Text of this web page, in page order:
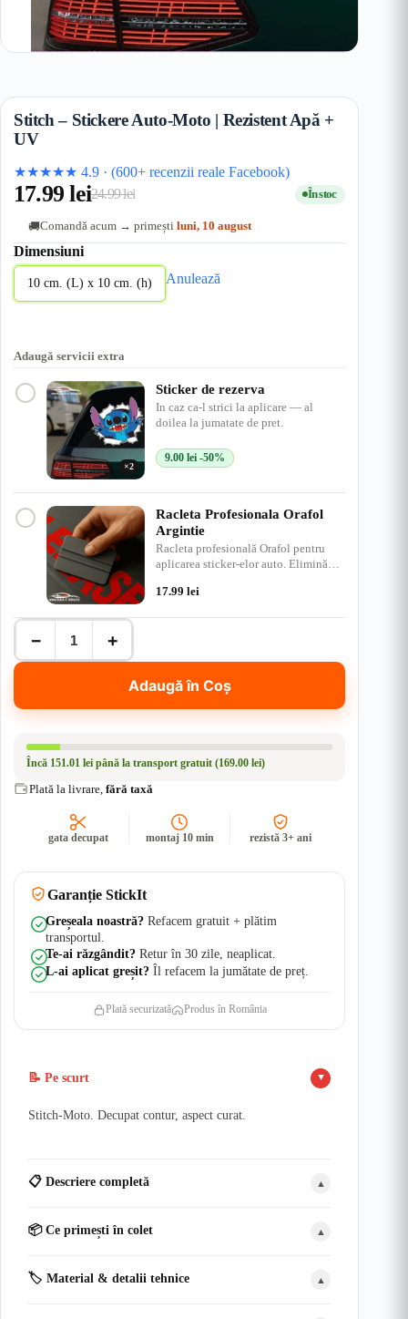
Stitch – Stickere Auto-Moto | Rezistent Apă +
UV
★★★★★ 4.9 · (600+ recenzii reale Facebook)
24.99lei
Prețul
inițial
a
fost:
17.99lei
Prețul
curent
este:
17.99 lei.
În stoc
🚚Comandă acum → primești luni, 10 august
Dimensiuni
10 cm. (L) x 10 cm. (h) Anulează
Adaugă servicii extra
×2
Sticker de rezerva
In caz ca-l strici la aplicare — al
doilea la jumatate de pret.
9.00lei -50%
Racleta Profesionala Orafol
Argintie
Racleta profesională Orafol pentru
aplicarea sticker-elor auto. Elimină
17.99lei
Cantitate
Stitch
-
Stickere
Moto
Apă
UV
− +
Adaugă în Coș
Încă 151.01 lei până la transport gratuit (169.00 lei)
Plată la livrare, fără taxă
gata decupat montaj 10 min rezistă 3+ ani
Garanție StickIt
Greșeala noastră? Refacem gratuit + plătim
transportul.
Te-ai răzgândit? Retur în 30 zile, neaplicat.
L-ai aplicat greșit? Îl refacem la jumătate de preț.
Plată securizată Produs în România
📝 Pe scurt ▲
Stitch-Moto. Decupat contur, aspect curat.
📋 Descriere completă ▲
📦 Ce primești în colet ▲
🏷️ Material & detalii tehnice ▲